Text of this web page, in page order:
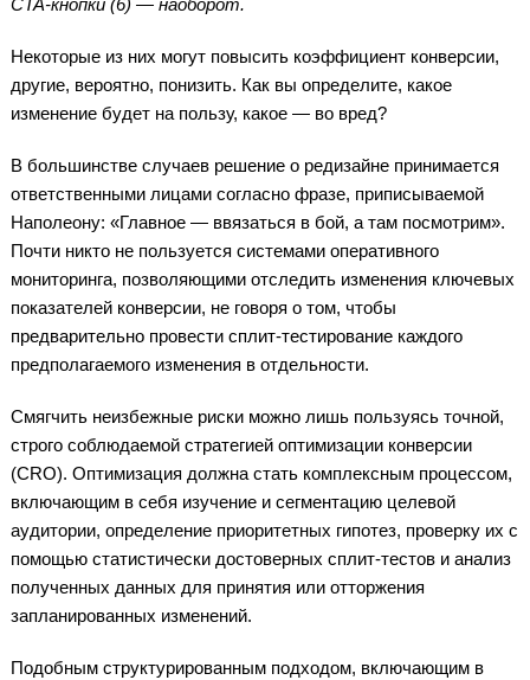
CTA-кнопки (6) — наоборот.
Некоторые из них могут повысить коэффициент конверсии,
другие, вероятно, понизить. Как вы определите, какое
изменение будет на пользу, какое — во вред?
В большинстве случаев решение о редизайне принимается
ответственными лицами согласно фразе, приписываемой
Наполеону: «Главное — ввязаться в бой, а там посмотрим».
Почти никто не пользуется системами оперативного
мониторинга, позволяющими отследить изменения ключевых
показателей конверсии, не говоря о том, чтобы
предварительно провести сплит-тестирование каждого
предполагаемого изменения в отдельности.
Смягчить неизбежные риски можно лишь пользуясь точной,
строго соблюдаемой стратегией оптимизации конверсии
(CRO). Оптимизация должна стать комплексным процессом,
включающим в себя изучение и сегментацию целевой
аудитории, определение приоритетных гипотез, проверку их с
помощью статистически достоверных сплит-тестов и анализ
полученных данных для принятия или отторжения
запланированных изменений.
Подобным структурированным подходом, включающим в